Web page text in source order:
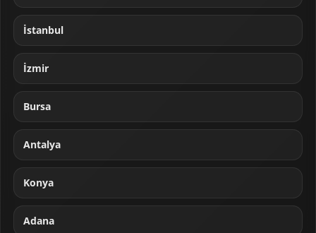
İstanbul
İzmir
Bursa
Antalya
Konya
Adana